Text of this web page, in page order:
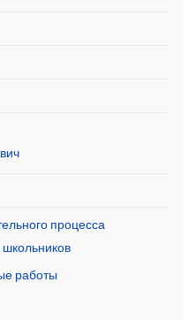
процесса
работы